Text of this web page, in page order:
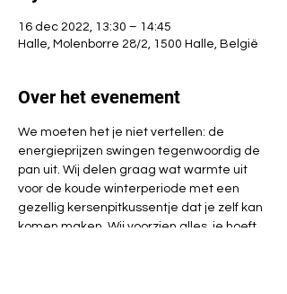
16 dec 2022, 13:30 – 14:45
Halle, Molenborre 28/2, 1500 Halle, België
Over het evenement
We moeten het je niet vertellen: de
energieprijzen swingen tegenwoordig de
pan uit. Wij delen graag wat warmte uit
voor de koude winterperiode met een
gezellig kersenpitkussentje dat je zelf kan
komen maken. Wij voorzien alles, je hoeft